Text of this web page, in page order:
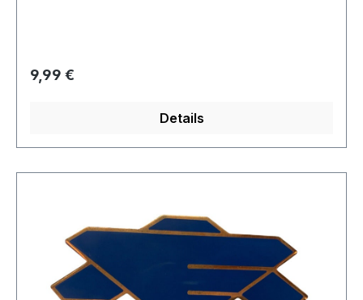
Regulärer Preis:
9,99 €
Details